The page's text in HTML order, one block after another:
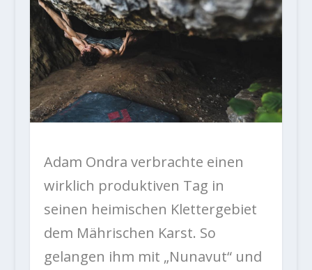
Adam Ondra verbrachte einen
wirklich produktiven Tag in
seinen heimischen Klettergebiet
dem Mährischen Karst. So
gelangen ihm mit „Nunavut“ und